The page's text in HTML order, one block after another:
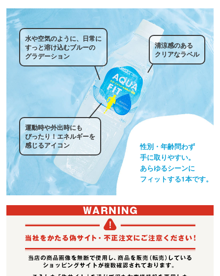
水や空気のように、日常に
すっと溶け込むブルーの
グラデーション
運動時や外出時にも
ぴったり！エネルギーを
感じるアイコン
清涼感のある
クリアなラベル
性別・年齢問わず
手に取りやすい。
あらゆるシーンに
フィットする1本です。